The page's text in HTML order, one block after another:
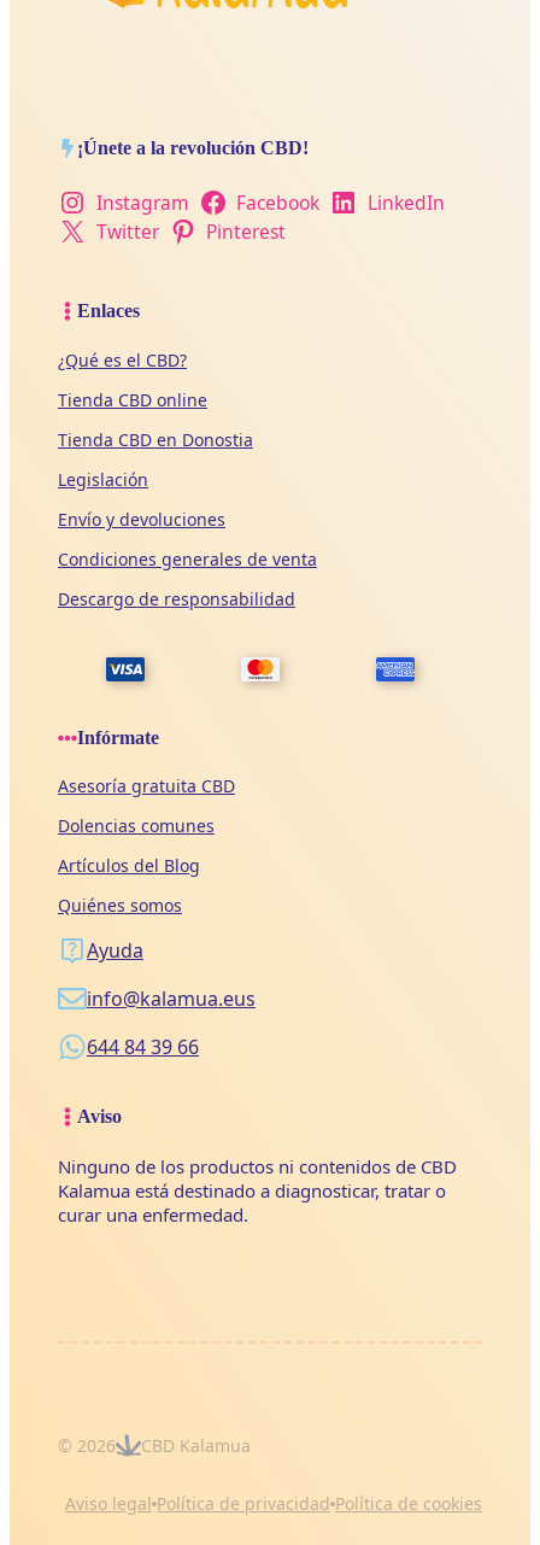
¡Únete a la revolución CBD!
Instagram Facebook
LinkedIn
Twitter
Pinterest
Enlaces
¿Qué es el CBD?
Tienda CBD online
Tienda CBD en Donostia
Legislación
Envío y devoluciones
Condiciones generales de venta
Descargo de responsabilidad
Infórmate
Asesoría gratuita CBD
Dolencias comunes
Artículos del Blog
Quiénes somos
Ayuda
info@kalamua.eus
644 84 39 66
Aviso
Ninguno de los productos ni contenidos de CBD
Kalamua está destinado a diagnosticar, tratar o
curar una enfermedad.
© 2026 CBD Kalamua
Aviso legal Política de privacidad Política de cookies